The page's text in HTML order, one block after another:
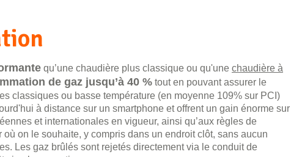
qu’une chaudière plus classique ou qu'une chaudière à
de gaz jusqu’à 40 % tout en pouvant assurer le
classiques ou basse température (en moyenne 109% sur PCI)
à distance sur un smartphone et offrent un gain énorme sur
et internationales en vigueur, ainsi qu’aux règles de
on le souhaite, y compris dans un endroit clôt, sans aucun
Les gaz brûlés sont rejetés directement via le conduit de